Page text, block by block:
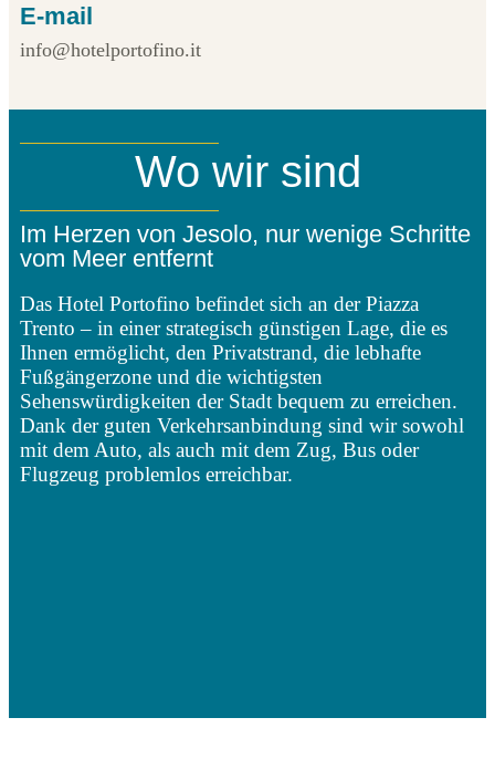
E-mail
info@hotelportofino.it
Wo wir sind
Im Herzen von Jesolo, nur wenige Schritte
vom Meer entfernt
Das Hotel Portofino befindet sich an der Piazza
Trento – in einer strategisch günstigen Lage, die es
Ihnen ermöglicht, den Privatstrand, die lebhafte
Fußgängerzone und die wichtigsten
Sehenswürdigkeiten der Stadt bequem zu erreichen.
Dank der guten Verkehrsanbindung sind wir sowohl
mit dem Auto, als auch mit dem Zug, Bus oder
Flugzeug problemlos erreichbar.